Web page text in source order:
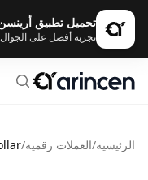
تحميل تطبيق
تجربة أفضل على الجوال
الرئيسية/العملات رقمية/